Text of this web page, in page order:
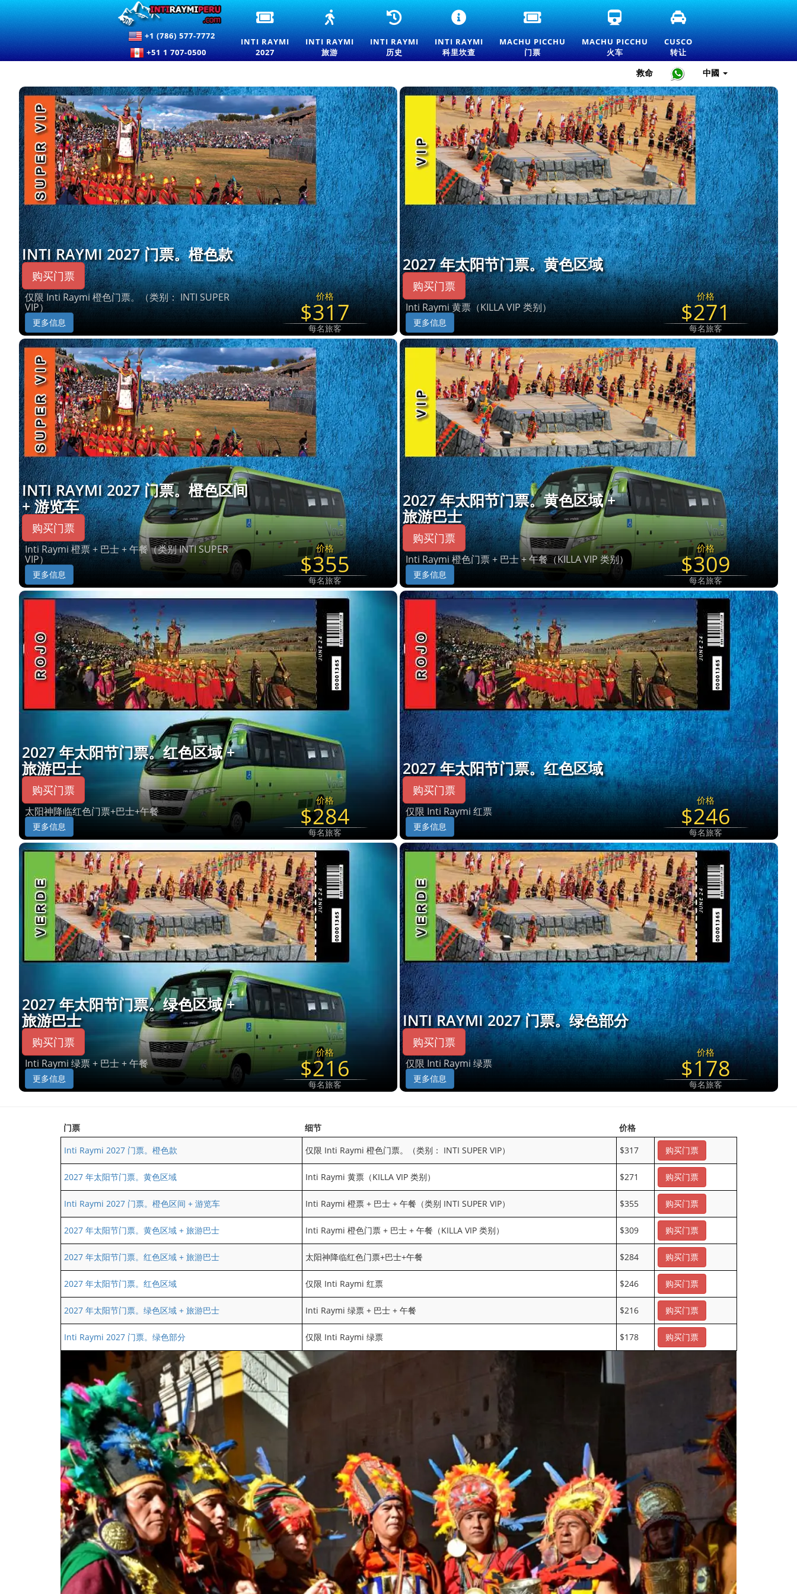
+1 (786) 577-7772
+51 1 707-0500
2026
年
库
斯
科
节
门
票
INTI RAYMI
2027
太
祭
之
旅
斯
科
太
阳
节
体
验
INTI RAYMI
旅游
太
的
历
库
斯
科
太
阳
节
的
起
源
和
传
统
INTI RAYMI
历史
QORIKANCHA
行
的
INTI
式
INTI RAYMI
科里坎查
马
丘
比
丘
票
及
价
格
表
MACHU PICCHU
门票
马
比
丘
火
和
官
方
信
息
MACHU PICCHU
火车
库
斯
接
送
人
交
通
服
务
CUSCO
转让
救命 中國
INTI RAYMI 2027 门票。橙色款
购买门票
仅限 Inti Raymi 橙色门票。（类别： INTI SUPER
VIP）
更多信息
价格
$317
每名旅客
2027 年太阳节门票。黄色区域
购买门票
Inti Raymi 黄票（KILLA VIP 类别）
更多信息
价格
$271
每名旅客
INTI RAYMI 2027 门票。橙色区间
+ 游览车
购买门票
Inti Raymi 橙票 + 巴士 + 午餐（类别 INTI SUPER
VIP）
更多信息
价格
$355
每名旅客
2027 年太阳节门票。黄色区域 +
旅游巴士
购买门票
Inti Raymi 橙色门票 + 巴士 + 午餐（KILLA VIP 类别）
更多信息
价格
$309
每名旅客
2027 年太阳节门票。红色区域 +
旅游巴士
购买门票
太阳神降临红色门票+巴士+午餐
更多信息
价格
$284
每名旅客
2027 年太阳节门票。红色区域
购买门票
仅限 Inti Raymi 红票
更多信息
价格
$246
每名旅客
2027 年太阳节门票。绿色区域 +
旅游巴士
购买门票
Inti Raymi 绿票 + 巴士 + 午餐
更多信息
价格
$216
每名旅客
INTI RAYMI 2027 门票。绿色部分
购买门票
仅限 Inti Raymi 绿票
更多信息
价格
$178
每名旅客
门票 细节
价格
Inti Raymi 2027 门票。橙色款
仅限 Inti Raymi 橙色门票。（类别： INTI SUPER VIP） $317 购买门票
2027 年太阳节门票。黄色区域 Inti Raymi 黄票（KILLA VIP 类别） $271 购买门票
Inti Raymi 2027 门票。橙色区间 + 游览车 Inti Raymi 橙票 + 巴士 + 午餐（类别 INTI SUPER VIP） $355 购买门票
2027 年太阳节门票。黄色区域 + 旅游巴士 Inti Raymi 橙色门票 + 巴士 + 午餐（KILLA VIP 类别） $309 购买门票
2027 年太阳节门票。红色区域 + 旅游巴士 太阳神降临红色门票+巴士+午餐 $284 购买门票
2027 年太阳节门票。红色区域 仅限 Inti Raymi 红票 $246 购买门票
2027 年太阳节门票。绿色区域 + 旅游巴士 Inti Raymi 绿票 + 巴士 + 午餐 $216 购买门票
Inti Raymi 2027 门票。绿色部分 仅限 Inti Raymi 绿票 $178 购买门票